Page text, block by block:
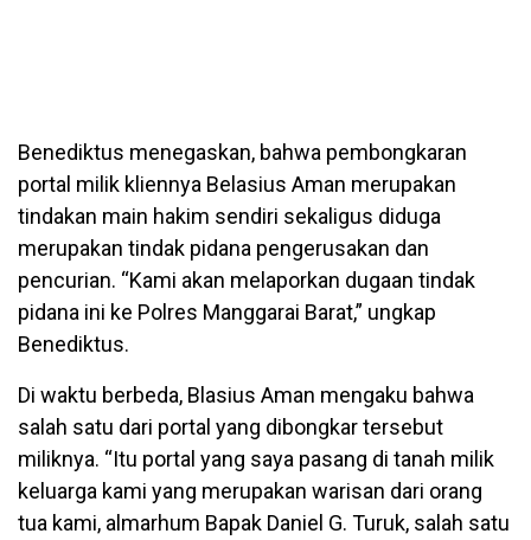
Benediktus menegaskan, bahwa pembongkaran
portal milik kliennya Belasius Aman merupakan
tindakan main hakim sendiri sekaligus diduga
merupakan tindak pidana pengerusakan dan
pencurian. “Kami akan melaporkan dugaan tindak
pidana ini ke Polres Manggarai Barat,” ungkap
Benediktus.
Di waktu berbeda, Blasius Aman mengaku bahwa
salah satu dari portal yang dibongkar tersebut
miliknya. “Itu portal yang saya pasang di tanah milik
keluarga kami yang merupakan warisan dari orang
tua kami, almarhum Bapak Daniel G. Turuk, salah satu